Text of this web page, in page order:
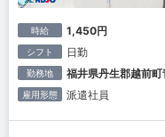
時給 1,450円
シフト 日勤
勤務地 福井県丹生郡越前
雇用形態 派遣社員